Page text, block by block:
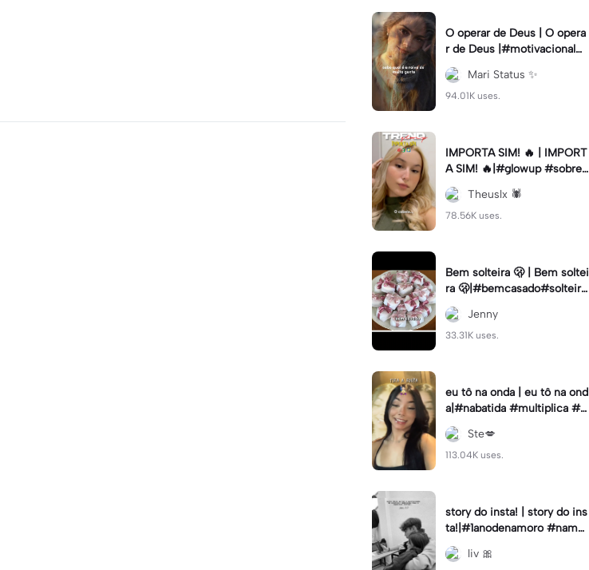
O operar de Deus | O opera
r de Deus |#motivacional#
deus#cristao#fe#viral
Mari Status ✨️
94.01K uses.
IMPORTA SIM! 🔥 | IMPORT
A SIM! 🔥|#glowup #sobre
mim #viralcut #importasi
m ✨ Theuslx 🕷️
78.56K uses.
Bem solteira 🫢 | Bem soltei
ra 🫢|#bemcasado#solteira
#trendtiktok#i5#viral
Jenny
33.31K uses.
eu tô na onda | eu tô na ond
a|#nabatida #multiplica #e
feitos #efeitoscapcut #vira
lcut
Ste💋
113.04K uses.
story do insta! | story do ins
ta!|#1anodenamoro #namor
o #storynamorados
liv 🎀